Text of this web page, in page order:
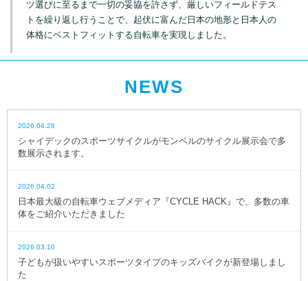
ツ選びに至るまで一切の妥協を許さず、厳しいフィールドテス
トを繰り返し行うことで、起伏に富んだ日本の地形と日本人の
体格にベストフィットする自転車を実現しました。
NEWS
2026.04.28
シャイデックのスポーツサイクルがモンベルのサイクル展示会で多
数展示されます。
2026.04.02
日本最大級の自転車ウェブメディア『CYCLE HACK』で、多数の車
体をご紹介いただきました
2026.03.10
子どもが扱いやすいスポーツタイプのキッズバイクが新登場しまし
た